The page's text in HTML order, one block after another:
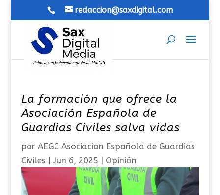
redaccion@saxdigital.com
La formación que ofrece la
Asociación Española de
Guardias Civiles salva vidas
por AEGC Asociacion Española de Guardias
Civiles | Jun 6, 2025 | Opinión